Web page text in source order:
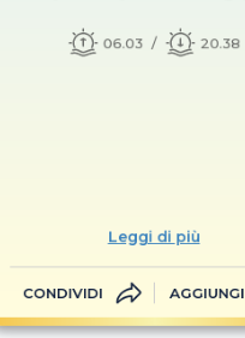
06.03 20.38
Leggi di più
CONDIVIDI AGGIUNGI